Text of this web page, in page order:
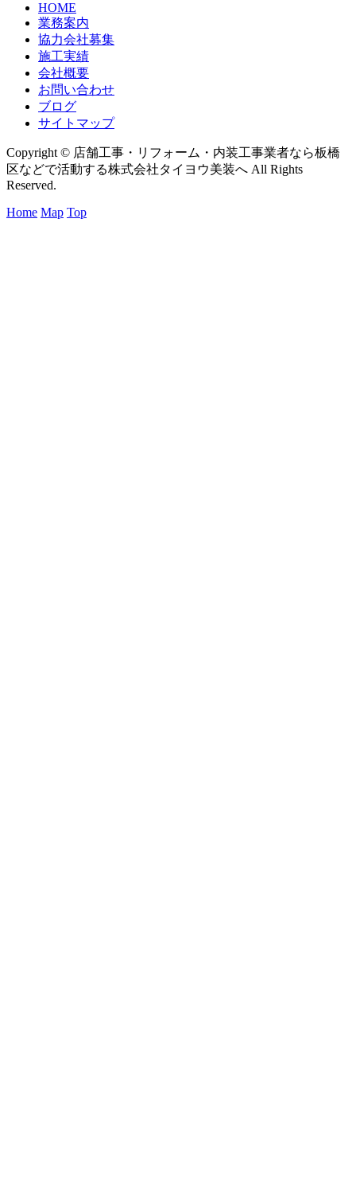
HOME
業務案内
協力会社募集
施工実績
会社概要
お問い合わせ
ブログ
サイトマップ
Copyright © 店舗工事・リフォーム・内装工事業者なら板橋
区などで活動する株式会社タイヨウ美装へ All Rights
Reserved.
Home Map Top